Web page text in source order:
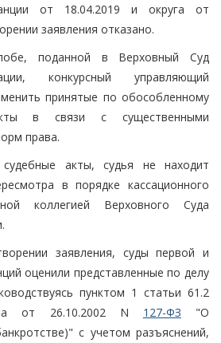
от 18.04.2019 и округа от
заявления отказано.
поданной в Верховный Суд
конкурсный управляющий
принятые по обособленному
в связи с существенными
права.
акты, судья не находит
в порядке кассационного
коллегией Верховного Суда
заявления, суды первой и
оценили представленные по делу
пунктом 1 статьи 61.2
от 26.10.2002 N 127-ФЗ "О
с учетом разъяснений,